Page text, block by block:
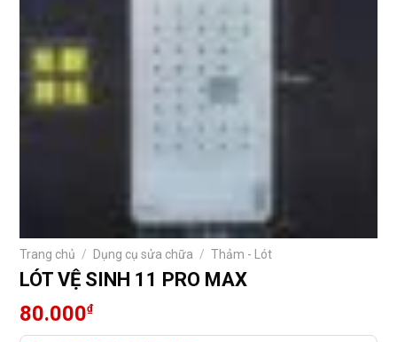
Trang chủ / Dụng cụ sửa chữa / Thảm - Lót
LÓT VỆ SINH 11 PRO MAX
80.000₫